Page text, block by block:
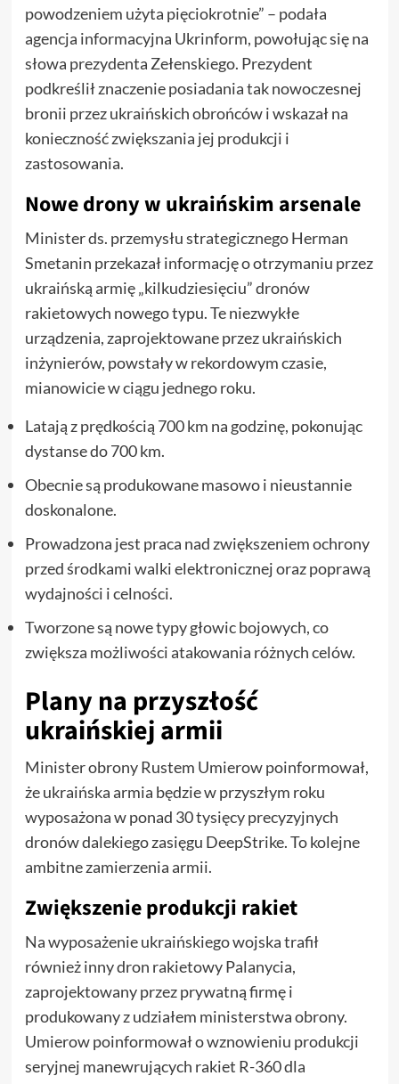
powodzeniem użyta pięciokrotnie” – podała
agencja informacyjna Ukrinform, powołując się na
słowa prezydenta Zełenskiego. Prezydent
podkreślił znaczenie posiadania tak nowoczesnej
bronii przez ukraińskich obrońców i wskazał na
konieczność zwiększania jej produkcji i
zastosowania.
Nowe drony w ukraińskim arsenale
Minister ds. przemysłu strategicznego Herman
Smetanin przekazał informację o otrzymaniu przez
ukraińską armię „kilkudziesięciu” dronów
rakietowych nowego typu. Te niezwykłe
urządzenia, zaprojektowane przez ukraińskich
inżynierów, powstały w rekordowym czasie,
mianowicie w ciągu jednego roku.
Latają z prędkością 700 km na godzinę, pokonując
dystanse do 700 km.
Obecnie są produkowane masowo i nieustannie
doskonalone.
Prowadzona jest praca nad zwiększeniem ochrony
przed środkami walki elektronicznej oraz poprawą
wydajności i celności.
Tworzone są nowe typy głowic bojowych, co
zwiększa możliwości atakowania różnych celów.
Plany na przyszłość
ukraińskiej armii
Minister obrony Rustem Umierow poinformował,
że ukraińska armia będzie w przyszłym roku
wyposażona w ponad 30 tysięcy precyzyjnych
dronów dalekiego zasięgu DeepStrike. To kolejne
ambitne zamierzenia armii.
Zwiększenie produkcji rakiet
Na wyposażenie ukraińskiego wojska trafił
również inny dron rakietowy Palanycia,
zaprojektowany przez prywatną firmę i
produkowany z udziałem ministerstwa obrony.
Umierow poinformował o wznowieniu produkcji
seryjnej manewrujących rakiet R-360 dla